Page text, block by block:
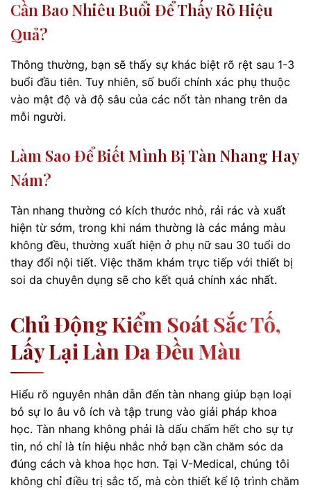
Cần Bao Nhiêu Buổi Để Thấy Rõ Hiệu
Quả?
Thông thường, bạn sẽ thấy sự khác biệt rõ rệt sau 1-3
buổi đầu tiên. Tuy nhiên, số buổi chính xác phụ thuộc
vào mật độ và độ sâu của các nốt tàn nhang trên da
mỗi người.
Làm Sao Để Biết Mình Bị Tàn Nhang Hay
Nám?
Tàn nhang thường có kích thước nhỏ, rải rác và xuất
hiện từ sớm, trong khi nám thường là các mảng màu
không đều, thường xuất hiện ở phụ nữ sau 30 tuổi do
thay đổi nội tiết. Việc thăm khám trực tiếp với thiết bị
soi da chuyên dụng sẽ cho kết quả chính xác nhất.
Chủ Động Kiểm Soát Sắc Tố,
Lấy Lại Làn Da Đều Màu
Hiểu rõ nguyên nhân dẫn đến tàn nhang giúp bạn loại
bỏ sự lo âu vô ích và tập trung vào giải pháp khoa
học. Tàn nhang không phải là dấu chấm hết cho sự tự
tin, nó chỉ là tín hiệu nhắc nhở bạn cần chăm sóc da
đúng cách và khoa học hơn. Tại V-Medical, chúng tôi
không chỉ điều trị sắc tố, mà còn thiết kế lộ trình chăm